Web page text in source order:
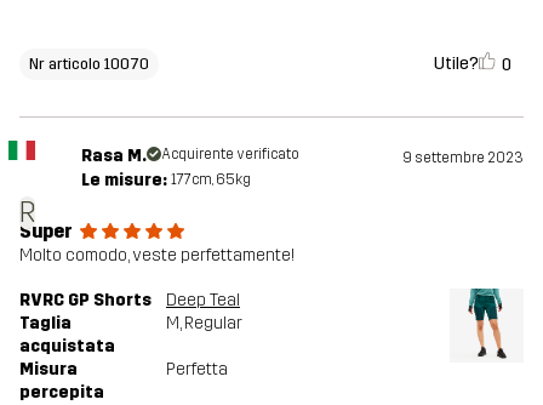
Nr articolo 10070 Utile? 0
R
Rasa M. Acquirente verificato 9 settembre 2023
Le misure: 177cm, 65kg
Super
Molto comodo, veste perfettamente!
RVRC GP Shorts
Deep Teal
Taglia
acquistata
M, Regular
Misura
percepita
Perfetta